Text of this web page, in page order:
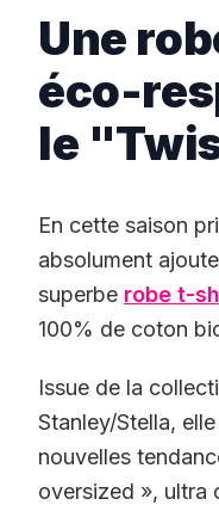
Une
éco-
le
En cette saison
absolument
superbe robe t-
100% de coton
Issue de la
Stanley/Stella,
nouvelles
oversized », ultra